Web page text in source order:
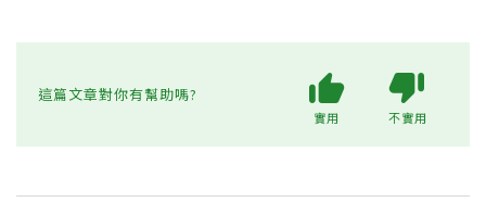
這篇文章對你有幫助嗎?
實用 不實用